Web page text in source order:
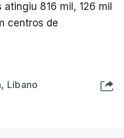
816 mil, 126 mil
centros de
, Líbano